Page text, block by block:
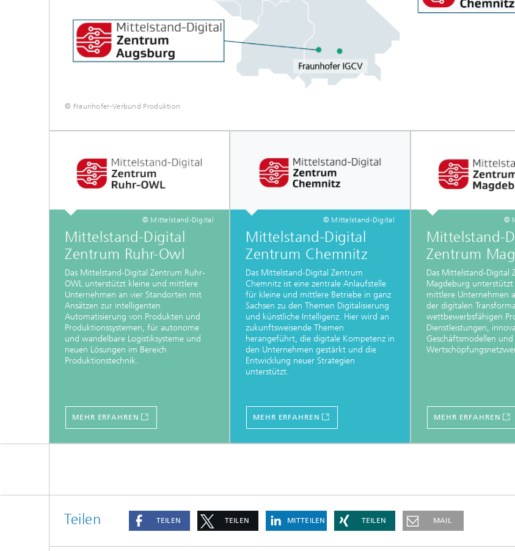
© Fraunhofer-Verbund Produktion
© Mittelstand-Digital
Mittelstand-Digital
Zentrum Ruhr-Owl
Das Mittelstand-Digital Zentrum Ruhr-
OWL unterstützt kleine und mittlere
Unternehmen an vier Standorten mit
Ansätzen zur intelligenten
Automatisierung von Produkten und
Produktionssystemen, für autonome
und wandelbare Logistiksysteme und
neuen Lösungen im Bereich
Produktionstechnik.
MEHR ERFAHREN
© Mittelstand-Digital
Mittelstand-Digital
Zentrum Chemnitz
Das Mittelstand-Digital Zentrum
Chemnitz ist eine zentrale Anlaufstelle
für kleine und mittlere Betriebe in ganz
Sachsen zu den Themen Digitalisierung
und künstliche Intelligenz. Hier wird an
zukunftsweisende Themen
herangeführt, die digitale Kompetenz in
den Unternehmen gestärkt und die
Entwicklung neuer Strategien
unterstützt.
MEHR ERFAHREN
©
Mittelstand-
Zentrum
Das Mittelstand-Digital
Magdeburg unterstützt
mittlere Unternehmen
der digitalen
wettbewerbsfähigen
Dienstleistungen,
Geschäftsmodellen
MEHR ERFAHREN
Teilen TEILEN TEILEN MITTEILEN TEILEN MAIL